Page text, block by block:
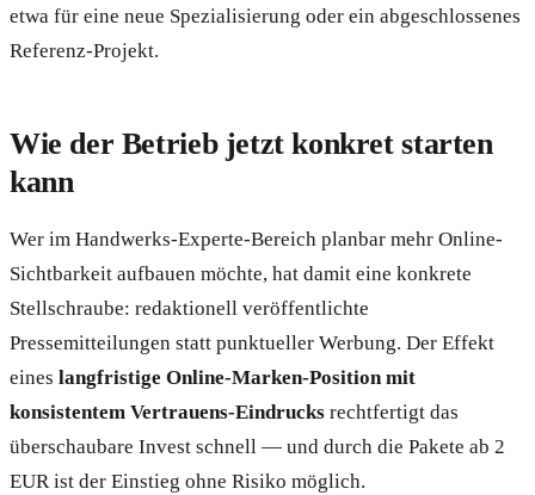
etwa für eine neue Spezialisierung oder ein abgeschlossenes
Referenz-Projekt.
Wie der Betrieb jetzt konkret starten
kann
Wer im Handwerks-Experte-Bereich planbar mehr Online-
Sichtbarkeit aufbauen möchte, hat damit eine konkrete
Stellschraube: redaktionell veröffentlichte
Pressemitteilungen statt punktueller Werbung. Der Effekt
eines langfristige Online-Marken-Position mit
konsistentem Vertrauens-Eindrucks rechtfertigt das
überschaubare Invest schnell — und durch die Pakete ab 2
EUR ist der Einstieg ohne Risiko möglich.